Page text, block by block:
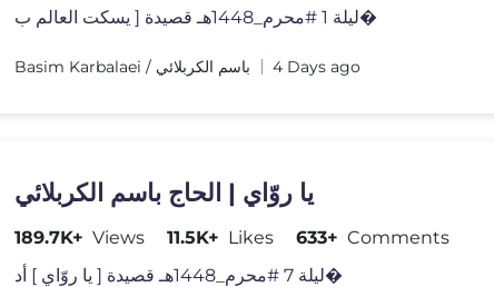
ليلة 1 #محرم_1448هـ قصيدة [ يسكت العالم ب�
Basim Karbalaei / باسم الكربلائي 4 Days ago
يا روّاي | الحاج باسم الكربلائي
189.7K+ Views 11.5K+ Likes 633+ Comments
ليلة 7 #محرم_1448هـ قصيدة [ يا روّاي ] أد�